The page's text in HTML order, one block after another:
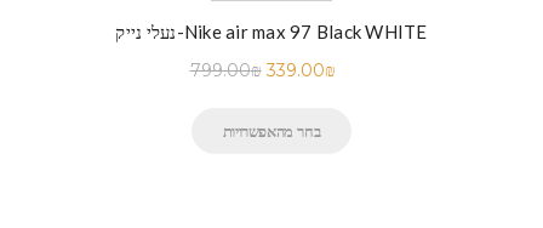
נעלי נייק-Nike air max 97 Black WHITE
799.00₪ 339.00₪
בחר מהאפשרויות